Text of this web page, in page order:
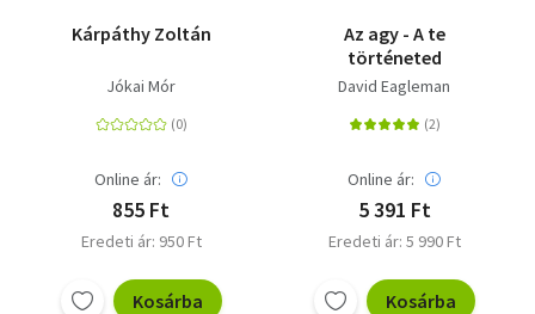
Kárpáthy Zoltán
Jókai Mór
Online ár:
855 Ft
Eredeti ár: 950 Ft
Kosárba
Az agy - A te
történeted
David Eagleman
Online ár:
5 391 Ft
Eredeti ár: 5 990 Ft
Kosárba